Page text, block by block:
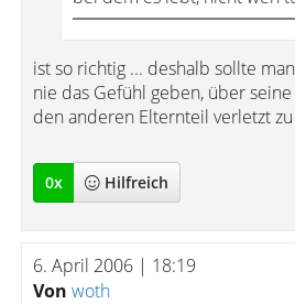
ist so richtig ... deshalb sollte
nie das Gefühl geben, über
den anderen Elternteil verletzt
0x Hilfreich
6. April 2006 | 18:19
Von woth